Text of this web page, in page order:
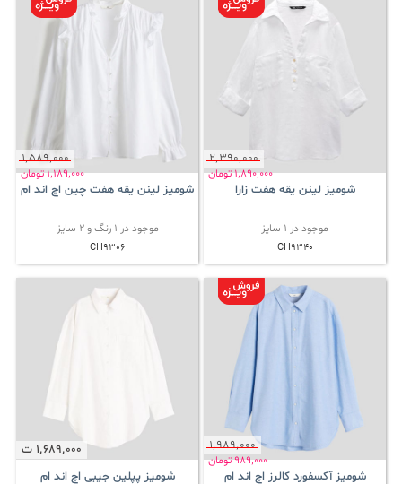
2٬390٬000
1٬890٬000تومان
شومیز لینن یقه هفت زارا
موجود در 1 سایز
CH9340
1٬589٬000
1٬189٬000تومان
شومیز لینن یقه هفت چین اچ اند ام
موجود در 1 رنگ و 2 سایز
CH9306
1٬989٬000
989٬000تومان
شومیز آکسفورد کالرز اچ اند ام
1٬689٬000 ت
شومیز پپلین جیبی اچ اند ام